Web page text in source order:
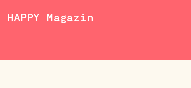
Magazin